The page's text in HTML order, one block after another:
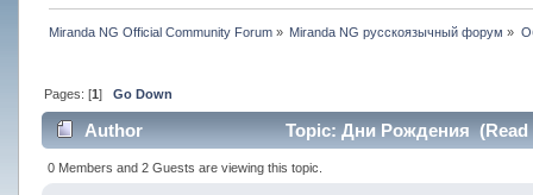
Miranda NG Official Community Forum» Miranda NG русскоязычный форум »
Pages: [1] Go Down
Author Topic: Дни Рождения (Read
0 Members and 2 Guests are viewing this topic.